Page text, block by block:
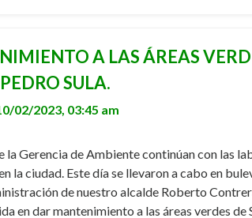
A LAS ÁREAS
SULA.
02/2023, 03:45 am
la Gerencia de Ambiente continúan con las
la ciudad. Este día se llevaron a cabo en
de nuestro alcalde Roberto
en dar mantenimiento a las áreas verdes de